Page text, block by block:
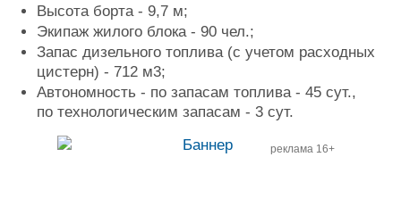
Высота борта - 9,7 м;
Экипаж жилого блока - 90 чел.;
Запас дизельного топлива (с учетом расходных
цистерн) - 712 м3;
Автономность - по запасам топлива - 45 сут.,
по технологическим запасам - 3 сут.
реклама 16+